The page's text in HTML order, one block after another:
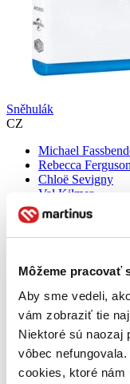
Môžeme pracovať
Aby sme vedeli,
vám zobraziť tie
Niektoré sú naozaj
vôbec
cookies, ktoré
Sněhulák
CZ
Michael
Rebecca Ferguson
Chloë Sevigny
Val Kilmer
J.K. Simmons
ďalší
podle jednoho z
(Michael Fassbender)
napadaným sněhem,
Blu-ray film
7,30 €
Do 4 – 6 dní
Tento produkt
vám ho vieme